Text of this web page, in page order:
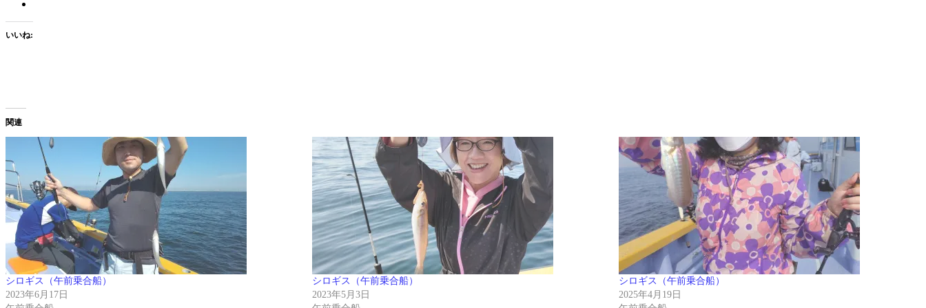
いいね:
関連
シロギス（午前乗合船）
2023年6月17日
シロギス（午前乗合船）
2023年5月3日
シロギス（午前乗合船）
2025年4月19日